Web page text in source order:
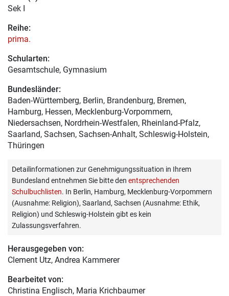
Sek I
Reihe:
prima.
Schularten:
Gesamtschule, Gymnasium
Bundesländer:
Baden-Württemberg, Berlin, Brandenburg, Bremen,
Hamburg, Hessen, Mecklenburg-Vorpommern,
Niedersachsen, Nordrhein-Westfalen, Rheinland-Pfalz,
Saarland, Sachsen, Sachsen-Anhalt, Schleswig-Holstein,
Thüringen
Detailinformationen zur Genehmigungssituation in Ihrem
Bundesland entnehmen Sie bitte den entsprechenden
Schulbuchlisten. In Berlin, Hamburg, Mecklenburg-Vorpommern
(Ausnahme: Religion), Saarland, Sachsen (Ausnahme: Ethik,
Religion) und Schleswig-Holstein gibt es kein
Zulassungsverfahren.
Herausgegeben von:
Clement Utz, Andrea Kammerer
Bearbeitet von:
Christina Englisch, Maria Krichbaumer